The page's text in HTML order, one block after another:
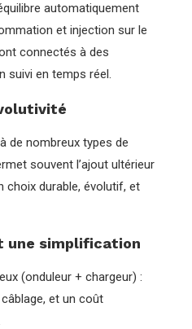
automatiquement
et injection sur le
connectés à des
suivi en temps réel.
de nombreux types de
souvent l’ajout ultérieur
choix durable, évolutif, et
une simplification
(onduleur + chargeur) :
et un coût